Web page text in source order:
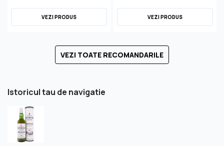
VEZI PRODUS VEZI PRODUS
VEZI TOATE RECOMANDARILE
Istoricul tau de navigatie